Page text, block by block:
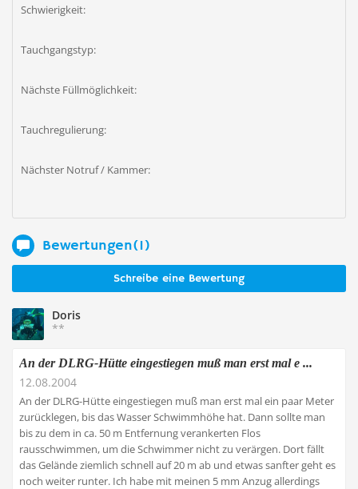
Schwierigkeit:
Tauchgangstyp:
Nächste Füllmöglichkeit:
Tauchregulierung:
Nächster Notruf / Kammer:
Bewertungen(1)
Schreibe eine Bewertung
Doris
**
An der DLRG-Hütte eingestiegen muß man erst mal e ...
12.08.2004
An der DLRG-Hütte eingestiegen muß man erst mal ein paar Meter
zurücklegen, bis das Wasser Schwimmhöhe hat. Dann sollte man
bis zu dem in ca. 50 m Entfernung verankerten Flos
rausschwimmen, um die Schwimmer nicht zu verärgen. Dort fällt
das Gelände ziemlich schnell auf 20 m ab und etwas sanfter geht es
noch weiter runter. Ich habe mit meinen 5 mm Anzug allerdings